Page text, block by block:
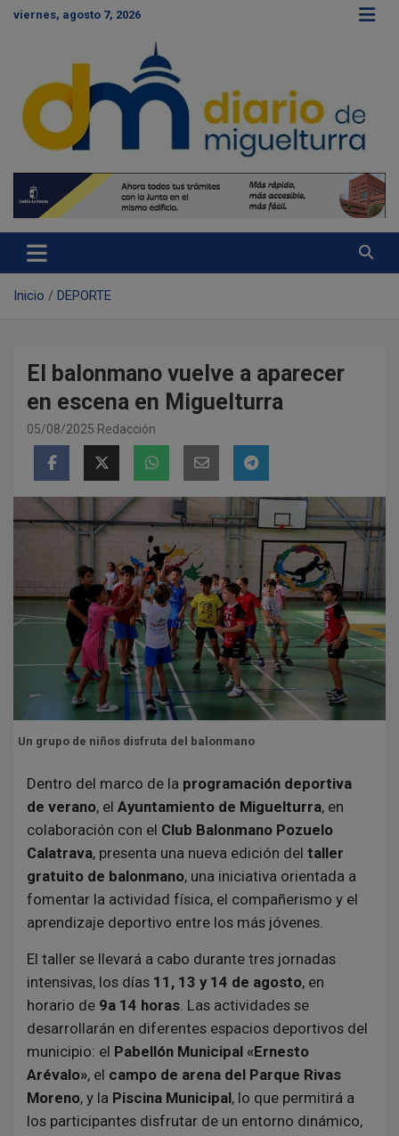
e
i
viernes, agosto 7, 2026
Diario de Miguelturra
Inicio DEPORTE
El balonmano vuelve a aparecer
en escena en Miguelturra
05/08/2025 Redacción
Un grupo de niños disfruta del balonmano
Dentro del marco de la programación deportiva
de verano, el Ayuntamiento de Miguelturra, en
colaboración con el Club Balonmano Pozuelo
Calatrava, presenta una nueva edición del taller
gratuito de balonmano, una iniciativa orientada a
fomentar la actividad física, el compañerismo y el
aprendizaje deportivo entre los más jóvenes.
El taller se llevará a cabo durante tres jornadas
intensivas, los días 11, 13 y 14 de agosto, en
horario de 9a 14 horas. Las actividades se
desarrollarán en diferentes espacios deportivos del
municipio: el Pabellón Municipal «Ernesto
Arévalo», el campo de arena del Parque Rivas
Moreno, y la Piscina Municipal, lo que permitirá a
los participantes disfrutar de un entorno dinámico,